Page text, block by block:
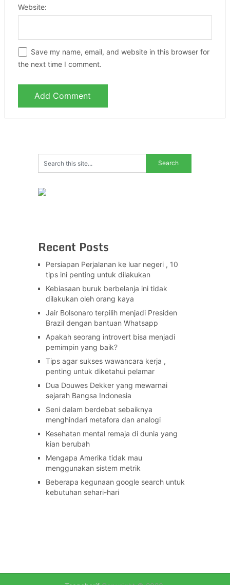
Website:
Save my name, email, and website in this browser for
the next time I comment.
Recent Posts
Persiapan Perjalanan ke luar negeri , 10
tips ini penting untuk dilakukan
Kebiasaan buruk berbelanja ini tidak
dilakukan oleh orang kaya
Jair Bolsonaro terpilih menjadi Presiden
Brazil dengan bantuan Whatsapp
Apakah seorang introvert bisa menjadi
pemimpin yang baik?
Tips agar sukses wawancara kerja ,
penting untuk diketahui pelamar
Dua Douwes Dekker yang mewarnai
sejarah Bangsa Indonesia
Seni dalam berdebat sebaiknya
menghindari metafora dan analogi
Kesehatan mental remaja di dunia yang
kian berubah
Mengapa Amerika tidak mau
menggunakan sistem metrik
Beberapa kegunaan google search untuk
kebutuhan sehari-hari